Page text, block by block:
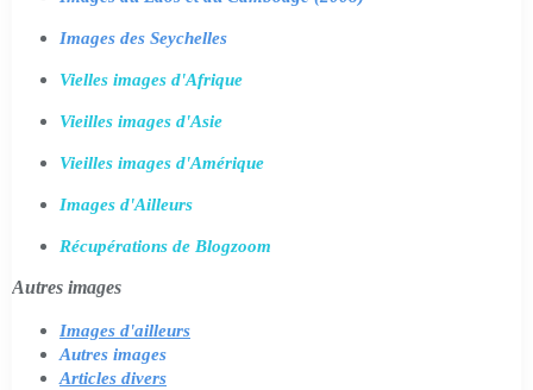
Images des Seychelles
Vielles images d'Afrique
Vieilles images d'Asie
Vieilles images d'Amérique
Images d'Ailleurs
Récupérations de Blogzoom
Autres images
Images d'ailleurs
Autres images
Articles divers